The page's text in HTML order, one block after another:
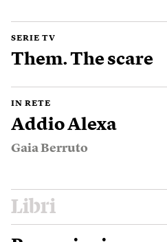
SERIE TV
Them. The scare
IN RETE
Addio Alexa
Gaia Berruto
Libri